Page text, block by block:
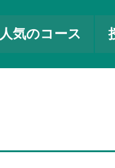
人気のコース